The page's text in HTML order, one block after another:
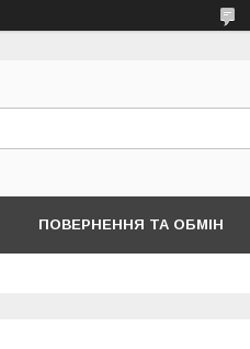
ПОВЕРНЕННЯ ТА ОБМІН